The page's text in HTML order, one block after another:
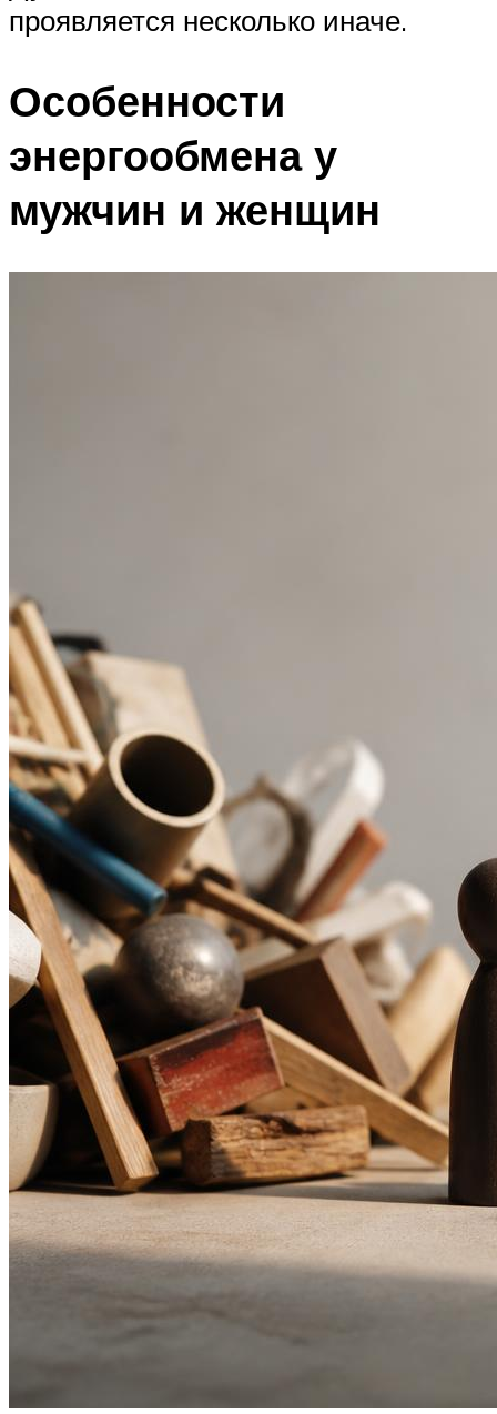
проявляется несколько иначе.
Особенности
энергообмена у
мужчин и женщин